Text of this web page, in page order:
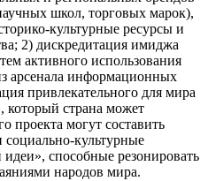
школ, торговых марок),
культурные ресурсы и
2) дискредитация имиджа
активного использования
арсенала информационных
привлекательного для мира
который страна может
проекта могут составить
социально-культурные
способные резонировать
народов мира.